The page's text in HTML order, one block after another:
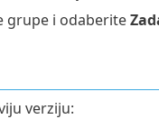
grupe i odaberite
verziju: